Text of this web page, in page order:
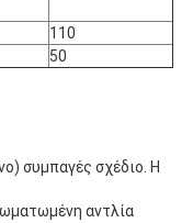
110
50
συμπαγές σχέδιο. Η
αντλία